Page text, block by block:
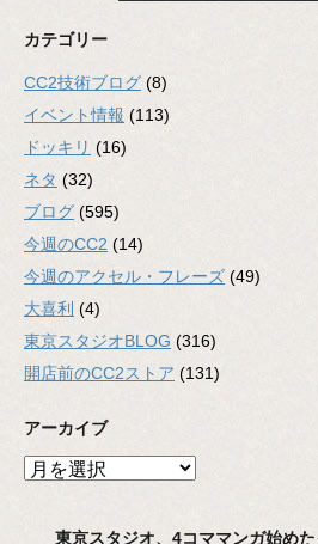
カテゴリー
CC2技術ブログ (8)
イベント情報 (113)
ドッキリ (16)
ネタ (32)
ブログ (595)
今週のCC2 (14)
今週のアクセル・フレーズ (49)
大喜利 (4)
東京スタジオBLOG (316)
開店前のCC2ストア (131)
アーカイブ
ア
東京スタジオ、4コママンガ始め